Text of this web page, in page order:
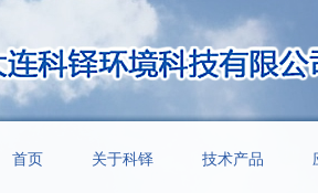
首页 关于科铎 技术产品